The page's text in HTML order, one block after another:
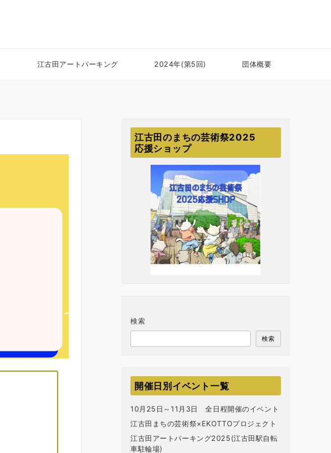
江古田アートパーキング 2024年(第5回) 団体概要
江古田のまちの芸術祭2025
応援ショップ
検索
検索
開催日別イベント一覧
10月25日～11月3日 全日程開催のイベント
江古田まちの芸術祭×EKOTTOプロジェクト
江古田アートパーキング2025(江古田駅自転
車駐輪場)